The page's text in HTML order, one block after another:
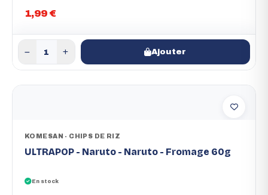
1,99 €
Ajouter
KOMESAN - CHIPS DE RIZ
ULTRAPOP - Naruto - Naruto - Fromage 60g
En stock